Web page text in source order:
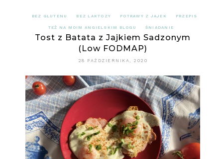
BEZ GLUTENU BEZ LAKTOZY POTRAWY Z JAJEK PRZEPIS
TEŻ NA MOIM ANGIELSKIM BLOGU ŚNIADANIE
Tost z Batata z Jajkiem Sadzonym
(Low FODMAP)
28 PAŹDZIERNIKA, 2020